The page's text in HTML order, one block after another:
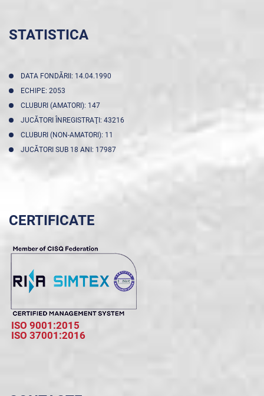
STATISTICA
DATA FONDĂRII: 14.04.1990
ECHIPE: 2053
CLUBURI (AMATORI): 147
JUCĂTORI ÎNREGISTRAŢI: 43216
CLUBURI (NON-AMATORI): 11
JUCĂTORI SUB 18 ANI: 17987
CERTIFICATE
ISO 9001:2015
ISO 37001:2016